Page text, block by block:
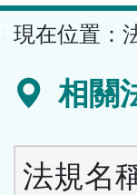
容
區
現在位置：
相關
法規名